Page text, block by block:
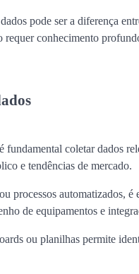
pode ser a diferença
conhecimento
fundamental coletar dados
e tendências de mercado.
processos automatizados,
de equipamentos e
ou planilhas permite